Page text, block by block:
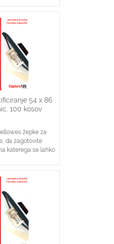
slike, navodila
stopnji zaščite
54 x 86
100 kosov
žepke za
da zagotovite
katerega se lahko
slike, navodila
stopnji zaščite